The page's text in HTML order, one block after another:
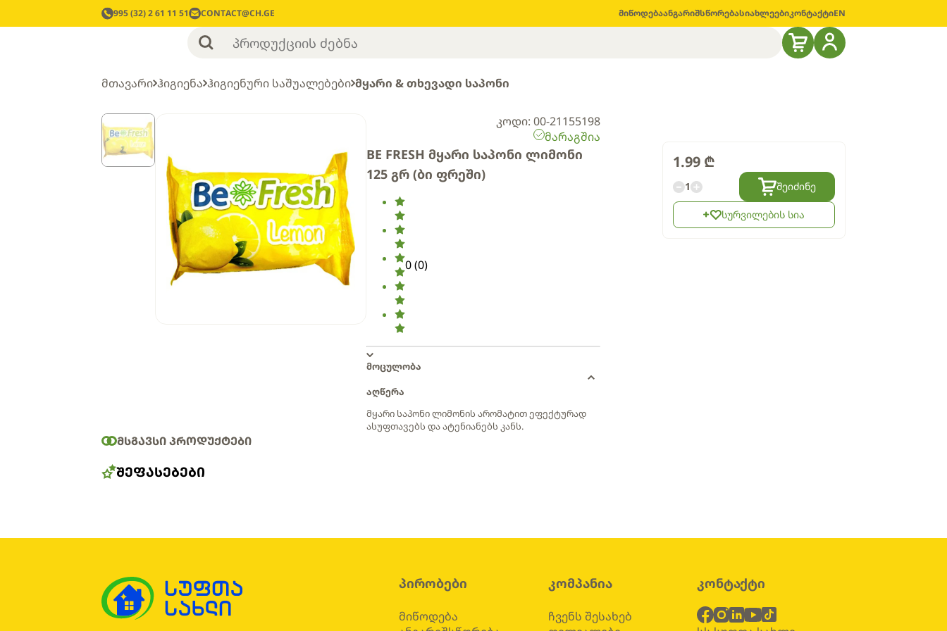
995 (32) 2 61 11 51 CONTACT@CH.GE მიწოდებაანგარიშსწორებასიახლეებიკონტაქტიEN
მთავარი ჰიგიენა ჰიგიენური საშუალებები მყარი & თხევადი საპონი
კოდი: 00-21155198
მარაგშია
BE FRESH მყარი საპონი ლიმონი
125 გრ (ბი ფრეში)
0(0)
მოცულობა
აღწერა
მყარი საპონი ლიმონის არომატით ეფექტურად
ასუფთავებს და ატენიანებს კანს.
ᲛᲡᲒᲐᲕᲡᲘ ᲞᲠᲝᲓᲣᲥᲢᲔᲑᲘ
ᲨᲔᲤᲐᲡᲔᲑᲔᲑᲘ
1.99₾
1 შეიძინე
სურვილების სია
პირობები
მიწოდება
კომპანია
ჩვენს შესახებ
კონტაქტი